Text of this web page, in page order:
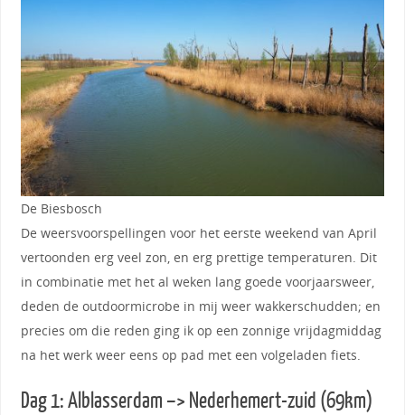
De Biesbosch
De weersvoorspellingen voor het eerste weekend van April
vertoonden erg veel zon, en erg prettige temperaturen. Dit
in combinatie met het al weken lang goede voorjaarsweer,
deden de outdoormicrobe in mij weer wakkerschudden; en
precies om die reden ging ik op een zonnige vrijdagmiddag
na het werk weer eens op pad met een volgeladen fiets.
Dag 1: Alblasserdam –> Nederhemert-zuid (69km)